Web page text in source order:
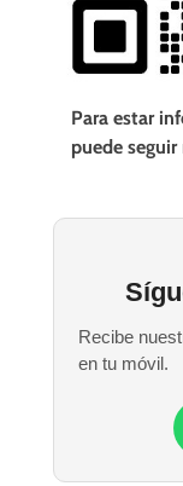
Para estar
puede
Recibe
en tu móvil.